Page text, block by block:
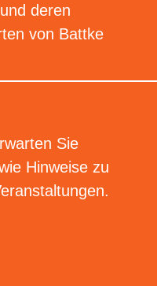
deren
von Battke
Sie
Hinweise zu